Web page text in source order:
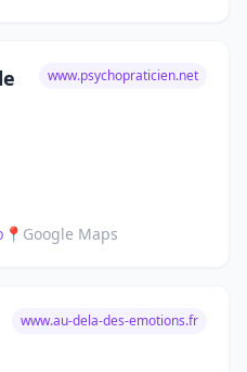
www.psychopraticien.net
📍 Google Maps
www.au-dela-des-emotions.fr